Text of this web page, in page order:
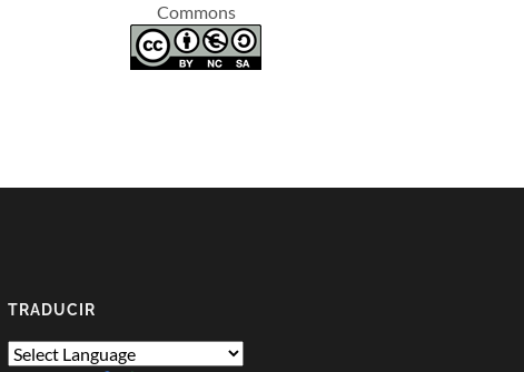
Commons
TRADUCIR